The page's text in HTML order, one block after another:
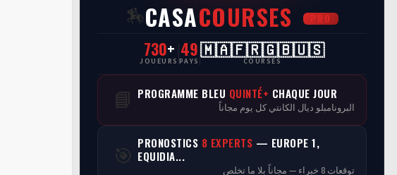
🏇CASACOURSES PRO
730+
JOUEURS
49
PAYS
🇲🇦🇫🇷🇬🇧🇺🇸
COURSES
📘 PROGRAMME BLEU QUINTÉ+ CHAQUE JOUR
البرونامبلو ديال الكانتي كل يوم مجاناً
🎯 PRONOSTICS 8 EXPERTS — EUROPE 1,
EQUIDIA...
توقعات 8 خبراء — مجاناً بلا ما تخلص